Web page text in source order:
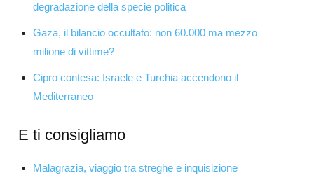
degradazione della specie politica
Gaza, il bilancio occultato: non 60.000 ma mezzo
milione di vittime?
Cipro contesa: Israele e Turchia accendono il
Mediterraneo
E ti consigliamo
Malagrazia, viaggio tra streghe e inquisizione